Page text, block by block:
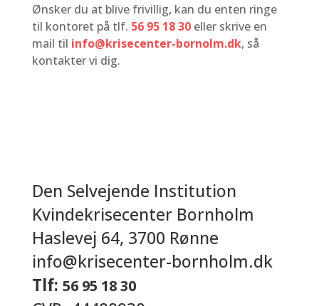
Ønsker du at blive frivillig, kan du enten ringe
til kontoret på tlf. 56 95 18 30eller skrive en
mail til info@krisecenter-bornolm.dk, så
kontakter vi dig.
Den Selvejende Institution
Kvindekrisecenter Bornholm
Haslevej 64, 3700 Rønne
info@krisecenter-bornholm.dk
Tlf: 56 95 18 30